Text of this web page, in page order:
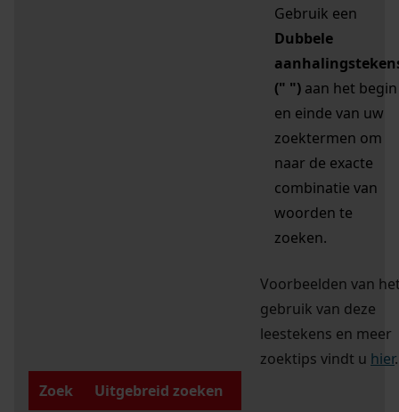
Gebruik een
Dubbele
(" ") aan het begin
en einde van uw
zoektermen om
naar de exacte
combinatie van
woorden te
zoeken.
Voorbeelden van
gebruik van deze
leestekens en meer
zoektips vindt u hier.
Zoek
Uitgebreid zoeken